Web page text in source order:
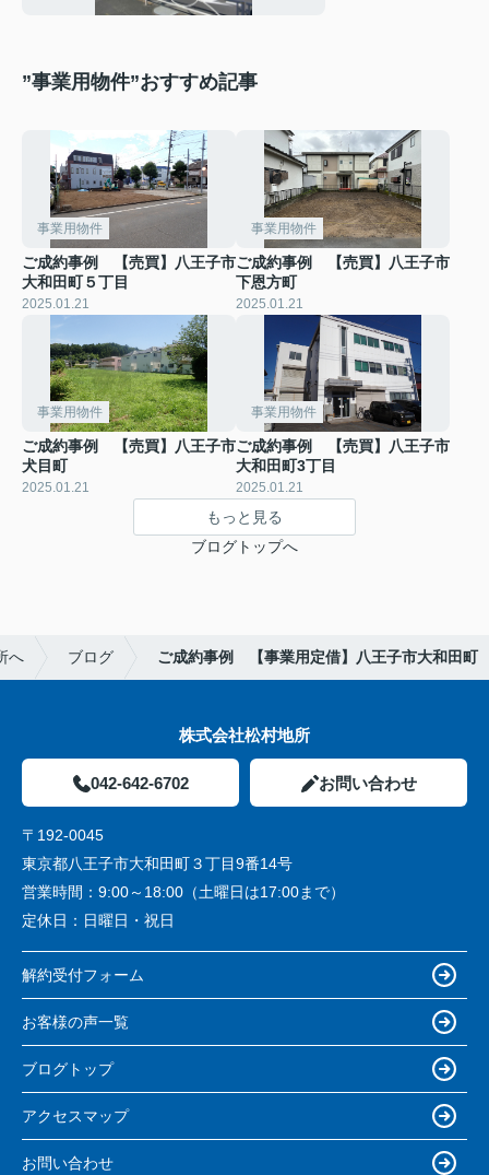
”事業用物件”おすすめ記事
事業用物件
ご成約事例 【売買】八王子市
大和田町５丁目
2025.01.21
事業用物件
ご成約事例 【売買】八王子市
下恩方町
2025.01.21
事業用物件
ご成約事例 【売買】八王子市
犬目町
2025.01.21
事業用物件
ご成約事例 【売買】八王子市
大和田町3丁目
2025.01.21
もっと見る
ブログトップへ
へ ブログ ご成約事例 【事業用定借】八王子市大和田町
株式会社松村地所
042-642-6702 お問い合わせ
〒192-0045
東京都八王子市大和田町３丁目9番14号
営業時間： 9:00～18:00（土曜日は17:00まで）
定休日： 日曜日・祝日
解約受付フォーム
お客様の声一覧
ブログトップ
アクセスマップ
お問い合わせ